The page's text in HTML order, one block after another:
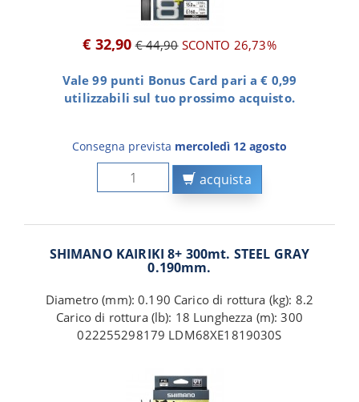
€ 32,90 € 44,90SCONTO 26,73%
Vale 99 punti Bonus Card pari a € 0,99
utilizzabili sul tuo prossimo acquisto.
Consegna prevista mercoledì 12 agosto
acquista
SHIMANO KAIRIKI 8+ 300mt. STEEL GRAY
0.190mm.
Diametro (mm): 0.190 Carico di rottura (kg): 8.2
Carico di rottura (lb): 18 Lunghezza (m): 300
022255298179 LDM68XE1819030S